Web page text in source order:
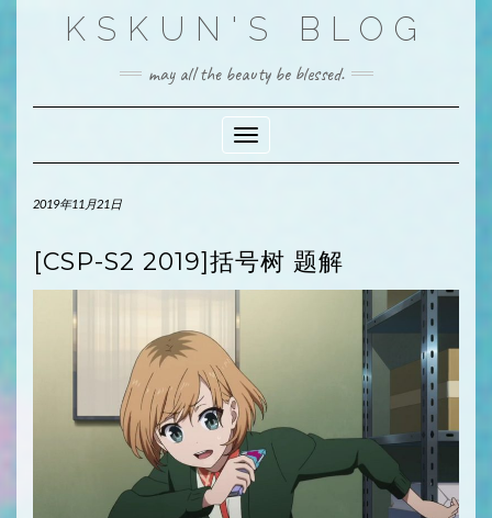
KSKUN'S BLOG
may all the beauty be blessed.
Toggle Navigation
2019年11月21日
[CSP-S2 2019]括号树 题解